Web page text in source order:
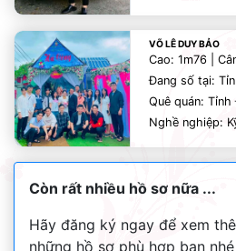
VÕ LÊ DUY BẢO
Cao: 1m76 |
Đang số tại:
Quê quán: Tỉnh
Nghề nghiệp:
Còn rất nhiều hồ sơ nữa ...
Hãy đăng ký ngay để xem
những hồ sơ phù hợp bạn nhé